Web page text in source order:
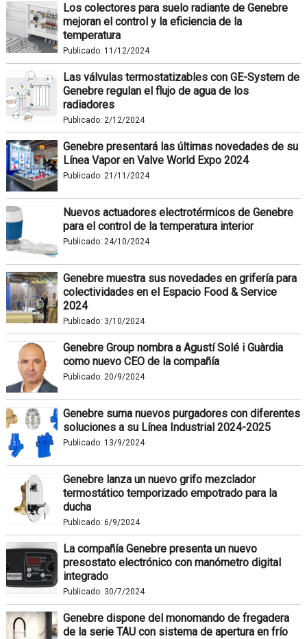
Los colectores para suelo radiante de Genebre
mejoran el control y la eficiencia de la
temperatura
Publicado: 11/12/2024
Las válvulas termostatizables con GE-System de
Genebre regulan el flujo de agua de los
radiadores
Publicado: 2/12/2024
Genebre presentará las últimas novedades de su
Línea Vapor en Valve World Expo 2024
Publicado: 21/11/2024
Nuevos actuadores electrotérmicos de Genebre
para el control de la temperatura interior
Publicado: 24/10/2024
Genebre muestra sus novedades en grifería para
colectividades en el Espacio Food & Service
2024
Publicado: 3/10/2024
Genebre Group nombra a Agustí Solé i Guàrdia
como nuevo CEO de la compañía
Publicado: 20/9/2024
Genebre suma nuevos purgadores con diferentes
soluciones a su Línea Industrial 2024-2025
Publicado: 13/9/2024
Genebre lanza un nuevo grifo mezclador
termostático temporizado empotrado para la
ducha
Publicado: 6/9/2024
La compañía Genebre presenta un nuevo
presostato electrónico con manómetro digital
integrado
Publicado: 30/7/2024
Genebre dispone del monomando de fregadera
de la serie TAU con sistema de apertura en frío